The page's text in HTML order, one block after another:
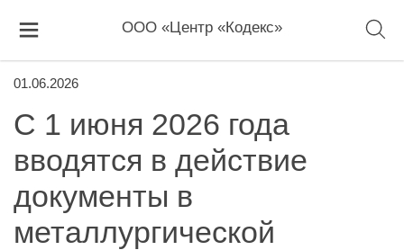
ООО «Центр «Кодекс»
01.06.2026
С 1 июня 2026 года
вводятся в действие
документы в
металлургической